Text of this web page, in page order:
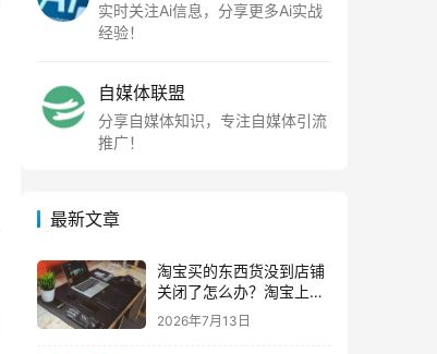
实时关注Ai信息，分享更多Ai实战
经验！
自媒体联盟
分享自媒体知识，专注自媒体引流
推广！
最新文章
淘宝买的东西货没到店铺
关闭了怎么办？淘宝上买
东西货没收到店铺关闭了
我可以申请退款吗
2026年7月13日